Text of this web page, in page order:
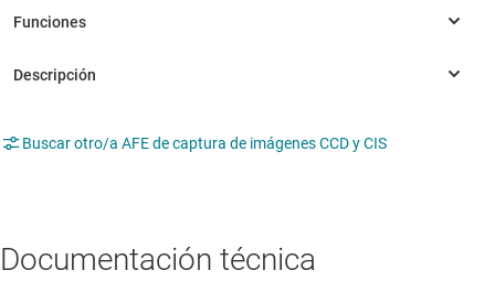
Buscar otro/a AFE de captura de imágenes CCD y CIS
Documentación técnica